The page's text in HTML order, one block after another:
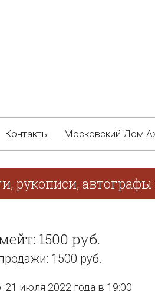
Контакты Московский Дом
рукописи,
1500 руб.
1500 руб.
21 июля 2022 года в 19:00